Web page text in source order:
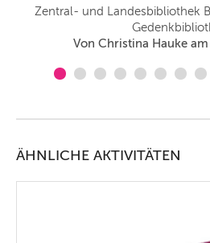
Zentral- und Landesbibliothek
Von Christina Hauke
ÄHNLICHE AKTIVITÄTEN